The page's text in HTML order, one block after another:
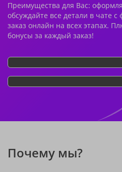
Преимущества для Вас:
обсуждайте все детали в чате
заказ онлайн на всех этапах.
бонусы за каждый заказ!
Почему мы?